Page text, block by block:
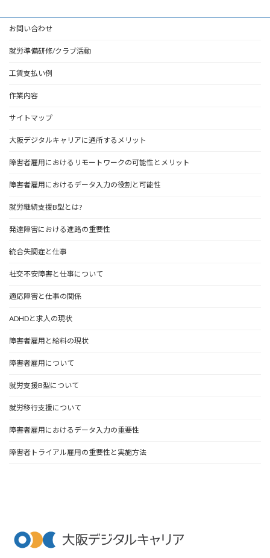
お問い合わせ
就労準備研修/クラブ活動
工賃支払い例
作業内容
サイトマップ
大阪デジタルキャリアに通所するメリット
障害者雇用におけるリモートワークの可能性とメリット
障害者雇用におけるデータ入力の役割と可能性
就労継続支援B型とは?
発達障害における進路の重要性
統合失調症と仕事
社交不安障害と仕事について
適応障害と仕事の関係
ADHDと求人の現状
障害者雇用と給料の現状
障害者雇用について
就労支援B型について
就労移行支援について
障害者雇用におけるデータ入力の重要性
障害者トライアル雇用の重要性と実施方法